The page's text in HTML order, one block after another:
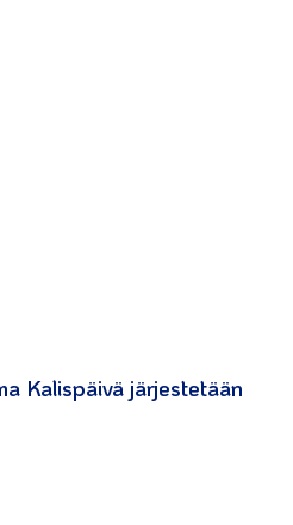
Kalispäivä järjestetään